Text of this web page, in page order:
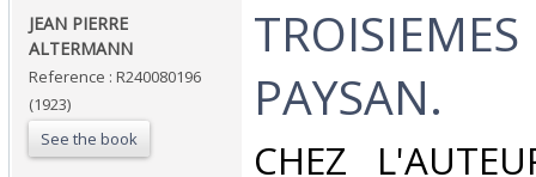
‎JEAN PIERRE
ALTERMANN‎
Reference : R240080196
(1923)
See the book
PAYSAN.‎
‎CHEZ